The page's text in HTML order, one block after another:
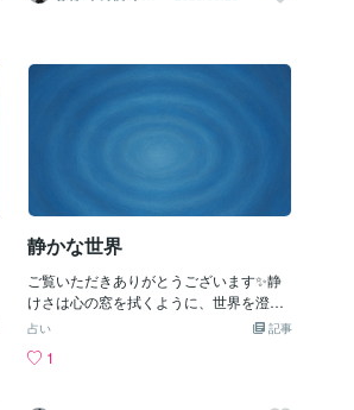
て〜SinMa〜
静かな世界
ご覧いただきありがとうございます✨静
けさは心の窓を拭くように、世界を澄ま
せてくれます。言葉がその一瞬に寄り添
とではなくすべてを受け止めるやさしさ
記事
占い
1